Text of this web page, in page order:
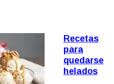
Recetas
para
quedarse
helados